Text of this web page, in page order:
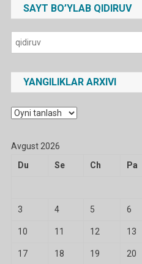
SAYT BO’YLAB QIDIRUV
YANGILIKLAR ARXIVI
Yangiliklar
Avgust 2026
Du
Se Ch Pa
3 4 5 6
10 11 12 13
17 18 19 20